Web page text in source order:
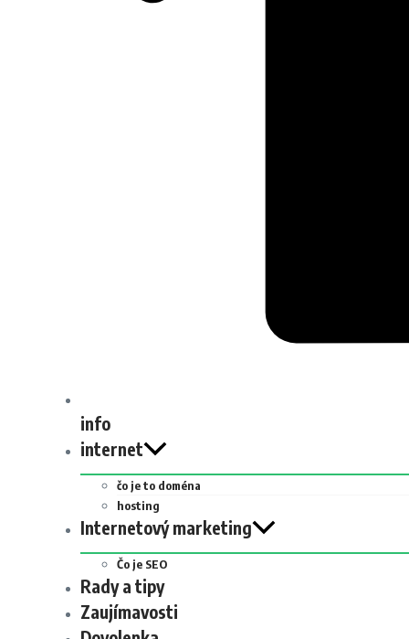
info
internet
čo je to doména
hosting
Internetový marketing
Čo je SEO
Rady a tipy
Zaujímavosti